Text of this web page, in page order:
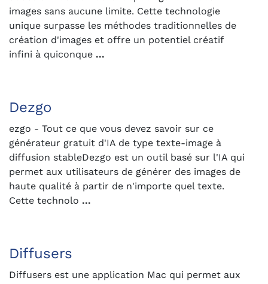
images sans aucune limite. Cette technologie
unique surpasse les méthodes traditionnelles de
création d'images et offre un potentiel créatif
infini à quiconque ...
Dezgo
ezgo - Tout ce que vous devez savoir sur ce
générateur gratuit d'IA de type texte-image à
diffusion stableDezgo est un outil basé sur l'IA qui
permet aux utilisateurs de générer des images de
haute qualité à partir de n'importe quel texte.
Cette technolo ...
Diffusers
Diffusers est une application Mac qui permet aux